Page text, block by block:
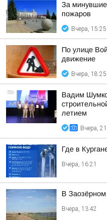
За минувшие
пожаров
Вчера, 15:25
По улице
движение
Вчера, 18:25
Вадим
летием
Вчера,
Где в
Вчера, 16:21
В
Вчера, 13:42